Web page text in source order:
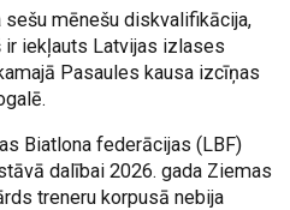
mēnešu diskvalifikācija,
ir iekļauts Latvijas izlases
Pasaules kausa izcīņas
Biatlona federācijas (LBF)
dalībai 2026. gada Ziemas
treneru korpusā nebija